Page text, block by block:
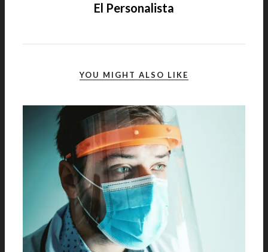
El Personalista
YOU MIGHT ALSO LIKE